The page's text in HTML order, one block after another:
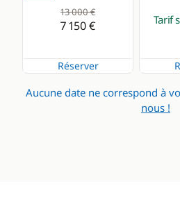
Sondeur
Confort
13 000 €
7 150 €
Réserver
Tarif
Aucune date ne correspond à
nous !